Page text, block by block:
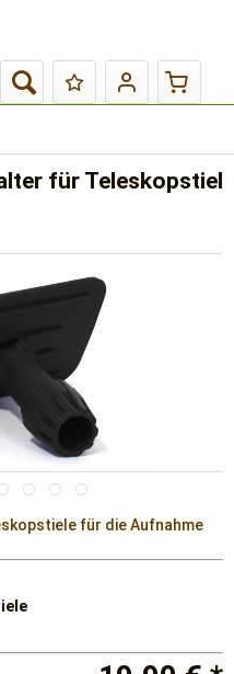
für Teleskopstiel
für die Aufnahme